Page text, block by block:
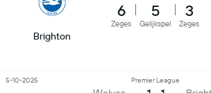
Brighton
6
Zeges
5
Gelijkspel
3
Zeges
Premier League
5-10-2025